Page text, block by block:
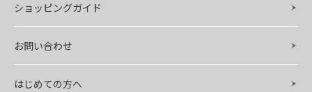
ショッピングガイド
お問い合わせ
はじめての方へ